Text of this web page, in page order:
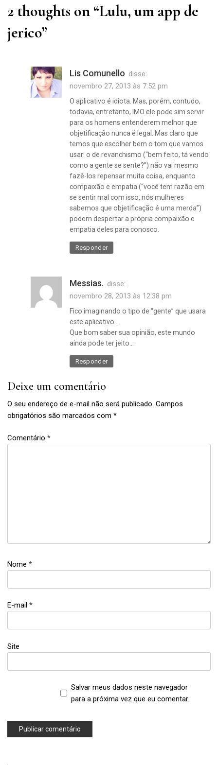
2 thoughts on “Lulu, um app de
jerico”
Lis Comunello disse:
novembro 27, 2013 às 7:52 pm
O aplicativo é idiota. Mas, porém, contudo,
todavia, entretanto, IMO ele pode sim servir
para os homens entenderem melhor que
objetificação nunca é legal. Mas claro que
temos que escolher bem o tom que vamos
usar: o de revanchismo (“bem feito, tá vendo
como a gente se sente?”) não vai mesmo
fazê-los repensar muita coisa, enquanto
compaixão e empatia (“você tem razão em
se sentir mal com isso, nós mulheres
sabemos que objetificação é uma merda”)
podem despertar a própria compaixão e
empatia deles para conosco.
Responder
Messias. disse:
novembro 28, 2013 às 12:38 pm
Fico imaginando o tipo de “gente” que usara
este aplicativo…
Que bom saber sua opinião, este mundo
ainda pode ter jeito…
Responder
Deixe um comentário
O seu endereço de e-mail não será publicado. Campos
obrigatórios são marcados com *
Comentário *
Nome *
E-mail *
Site
Salvar meus dados neste navegador
para a próxima vez que eu comentar.